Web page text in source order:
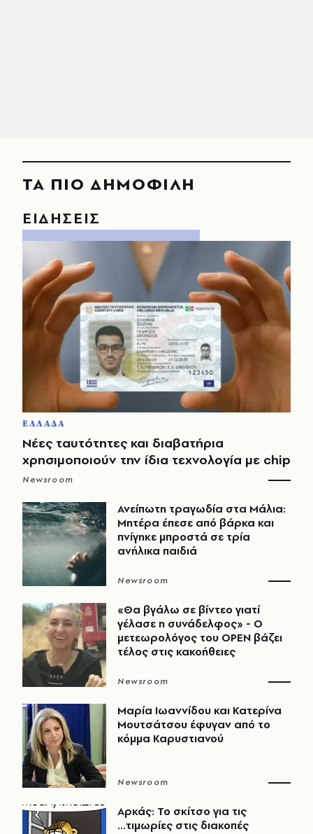
ΤΑ ΠΙΟ ΔΗΜΟΦΙΛΗ
ΕΙΔΗΣΕΙΣ
ΕΛΛΑΔΑ
Νέες ταυτότητες και διαβατήρια
χρησιμοποιούν την ίδια τεχνολογία με chip
Newsroom
Ανείπωτη τραγωδία στα Μάλια:
Μητέρα έπεσε από βάρκα και
πνίγηκε μπροστά σε τρία
ανήλικα παιδιά
Newsroom
«Θα βγάλω σε βίντεο γιατί
γέλασε η συνάδελφος» - Ο
μετεωρολόγος του OPEN βάζει
τέλος στις κακοήθειες
Newsroom
Μαρία Ιωαννίδου και Κατερίνα
Μουτσάτσου έφυγαν από το
κόμμα Καρυστιανού
Newsroom
Αρκάς: Το σκίτσο για τις
...τιμωρίες στις διακοπές